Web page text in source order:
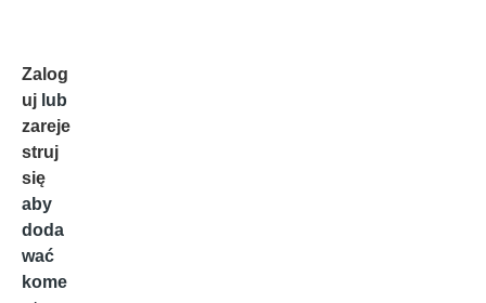
Zalog
uj lub
zareje
struj
się
aby
doda
wać
kome